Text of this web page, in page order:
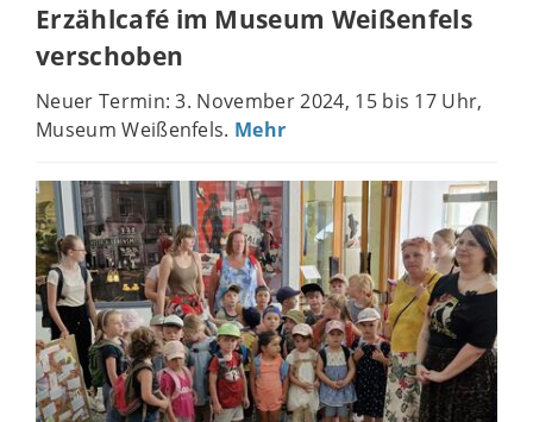
Erzählcafé im Museum Weißenfels
verschoben
Neuer Termin: 3. November 2024, 15 bis 17 Uhr,
Museum Weißenfels. Mehr